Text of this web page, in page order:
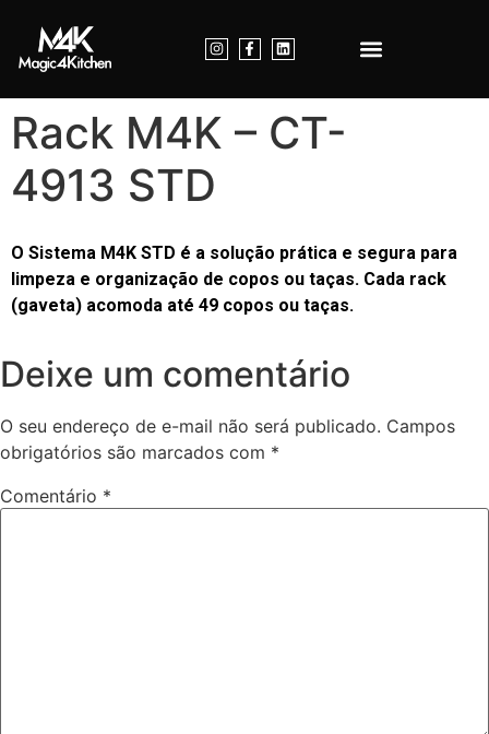
Rack M4K – CT-
4913 STD
O Sistema M4K STD é a solução prática e segura para
limpeza e organização de copos ou taças. Cada rack
(gaveta) acomoda até 49 copos ou taças.
Deixe um comentário
O seu endereço de e-mail não será publicado. Campos
obrigatórios são marcados com *
Comentário *